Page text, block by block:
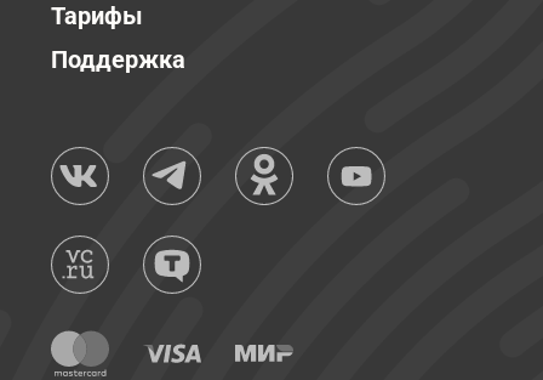
Тарифы
Поддержка